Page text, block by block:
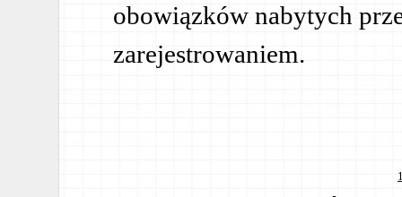
obowiązków nabytych
zarejestrowaniem.